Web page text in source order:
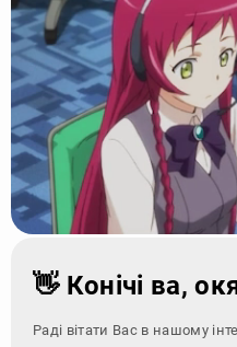
👋 Конічі ва,
Раді вітати Вас в нашому